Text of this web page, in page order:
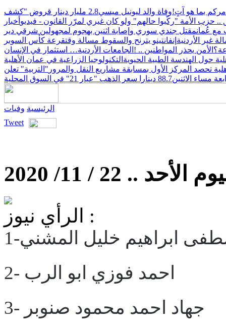
بما هو آتٍ!وفاة والد ليونيل ميسي
2.8 مليار دينار قروض "كشف
حزب الأمة "ركّبوا حالهم" ولو كان غيري لمرّر القانون - فيديو أخبار
مع عُمانمقتل جندي سوري وإصابة اثنين بهجوم لمجهولين شرقي دير
غير الأردنية إنفانتينو يترنح والسقوط مسالة وقتقرعة كأس السوبر
الأمن يحذر المواطنين .. ! الجامعات الأردنية… استثمار في الإنسان
حول الهندسة الطبية الحيوية التكنولوجيا الزراعية في عمان الأهلية
تحصد المركز الأول بمسابقة مشاريع النقل والمرور "التربية" تعلن
مساء الاثنين88.7 دينارا سعر الذهب "عيار 21" في السوق المحلية
الرئيسية وفيات
Tweet
.. 22 / 11/ 2020
الرأي نيوز :
ابراهيم خليل المشني
2- احمد فوزي ابو الرب
3- جهاد احمد محمود صنوبر